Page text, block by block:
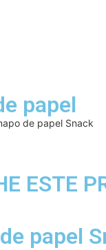
papel
de papel Snack
ESTE
papel